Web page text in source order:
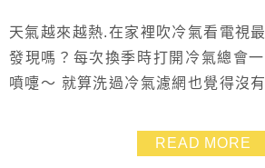
天氣越來越熱.在家裡吹冷氣看電視
發現嗎？每次換季時打開冷氣總會
噴嚏～ 就算洗過冷氣濾網也覺得沒
看不到地方或是機器內部怎麼清理
煩惱啦！交給《木酢達人》冷氣機
READ MORE